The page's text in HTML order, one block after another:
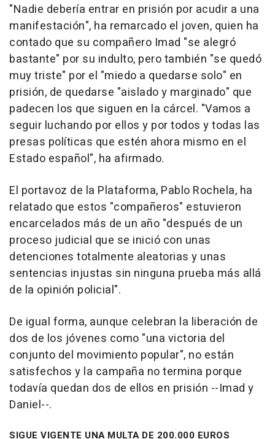
"Nadie debería entrar en prisión por acudir a una
manifestación", ha remarcado el joven, quien ha
contado que su compañero Imad "se alegró
bastante" por su indulto, pero también "se quedó
muy triste" por el "miedo a quedarse solo" en
prisión, de quedarse "aislado y marginado" que
padecen los que siguen en la cárcel. "Vamos a
seguir luchando por ellos y por todos y todas las
presas políticas que estén ahora mismo en el
Estado español", ha afirmado.
El portavoz de la Plataforma, Pablo Rochela, ha
relatado que estos "compañeros" estuvieron
encarcelados más de un año "después de un
proceso judicial que se inició con unas
detenciones totalmente aleatorias y unas
sentencias injustas sin ninguna prueba más allá
de la opinión policial".
De igual forma, aunque celebran la liberación de
dos de los jóvenes como "una victoria del
conjunto del movimiento popular", no están
satisfechos y la campaña no termina porque
todavía quedan dos de ellos en prisión --Imad y
Daniel--.
SIGUE VIGENTE UNA MULTA DE 200.000 EUROS